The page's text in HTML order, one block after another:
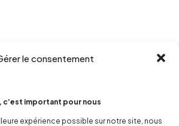
le consentement
important pour nous
expérience possible sur notre site, nous